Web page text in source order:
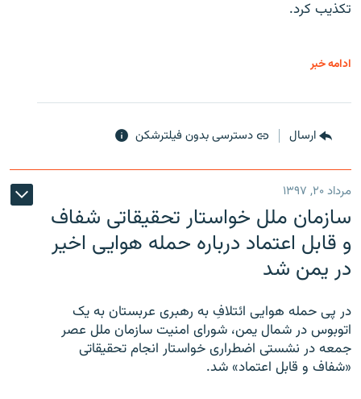
تکذیب کرد.
ادامه خبر
ارسال دسترسی بدون فیلترشکن
مرداد ۲۰, ۱۳۹۷
سازمان ملل خواستار تحقیقاتی شفاف
و قابل اعتماد درباره حمله هوایی اخیر
در یمن شد
در پی حمله هوایی ائتلافِ به رهبری عربستان به یک
اتوبوس در شمال یمن، شورای امنیت سازمان ملل عصر
جمعه در نشستی اضطراری خواستار انجام تحقیقاتی
«شفاف و قابل اعتماد» شد.